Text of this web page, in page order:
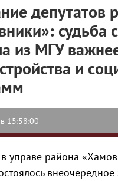
депутатов
судьба
из МГУ
и
15:58:00
в управе района
внеочередное